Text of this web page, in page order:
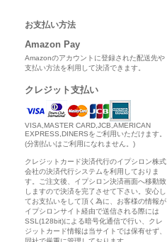
お支払い方法
Amazon Pay
Amazonのアカウントに登録された配送先や
支払い方法を利用して決済できます。
クレジット支払い
VISA,MASTER CARD,JCB,AMERICAN
EXPRESS,DINERSをご利用いただけます。
(分割払いはご利用になれません。)
クレジットカード決済代行のイプシロン株式
会社の決済代行システムを利用しておりま
す。ご注文後、イプシロン決済画面へ移動致
しますので決済を完了させて下さい。安心し
てお支払いをして頂く為に、お客様の情報が
イプシロンサイト経由で送信される際には
SSL(128bit)による暗号化通信で行い、クレ
ジットカード情報は当サイトでは保有せず、